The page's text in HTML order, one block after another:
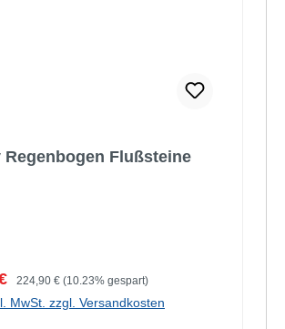
Regenbogen Flußsteine
Regulärer Preis:
224,90 € (10.23% gespart)
MwSt. zzgl. Versandkosten